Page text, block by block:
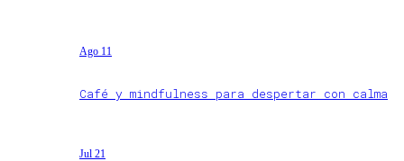
Ago 11
Café y mindfulness para despertar con calma
Jul 21